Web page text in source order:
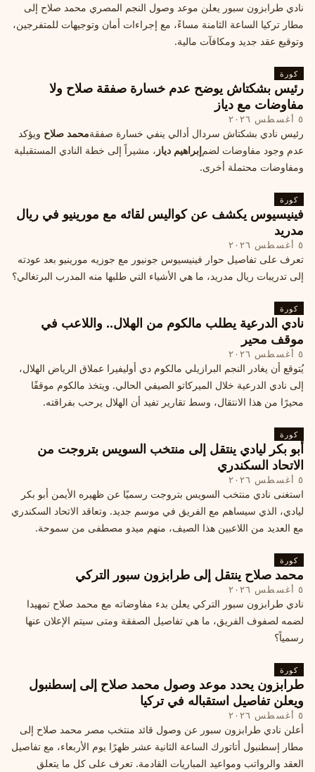
نادي طرابزون سبور يعلن موعد وصول النجم المصري محمد صلاح إلى
مطار تركيا الساعة الثامنة مساءً، مع إجراءات أمان وتوجيهات للمتفرجين،
وتوقيع عقد جديد ومكافآت مالية.
كورة
رئيس بشكتاش يوضح عدم خسارة صفقة صلاح ولا
مفاوضات مع دياز
٥ أغسطس ٢٠٢٦
رئيس نادي بشكتاش سردال أدالي ينفي خسارة صفقةمحمد صلاح ويؤكد
عدم وجود مفاوضات لضمإبراهيم دياز ، مشيراً إلى خطة النادي المستقبلية
ومفاوضات محتملة أخرى.
كورة
فينيسيوس يكشف عن كواليس لقائه مع مورينيو في ريال
مدريد
٥ أغسطس ٢٠٢٦
تعرف على تفاصيل حوار فينيسيوس جونيور مع جوزيه مورينيو بعد عودته
إلى تدريبات ريال مدريد، ما هي الأشياء التي طلبها منه المدرب البرتغالي؟
كورة
نادي الدرعية يطلب مالكوم من الهلال.. واللاعب في
موقف محير
٥ أغسطس ٢٠٢٦
يُتوقع أن يغادر النجم البرازيلي مالكوم دي أوليفيرا عملاق الرياض الهلال،
إلى نادي الدرعية خلال الميركاتو الصيفي الحالي. ويتخذ مالكوم موقفًا
محيرًا من هذا الانتقال، وسط تقارير تفيد أن الهلال يرحب بفراقته.
كورة
أبو بكر ليادي ينتقل إلى منتخب السويس بتروجت من
الاتحاد السكندري
٥ أغسطس ٢٠٢٦
استغنى نادي منتخب السويس بتروجت رسميًا عن ظهيره الأيمن أبو بكر
ليادي، الذي سيساهم مع الفريق في موسم جديد. وتعاقد الاتحاد السكندري
مع العديد من اللاعبين هذا الصيف، منهم ميدو مصطفى من سموحة.
كورة
محمد صلاح ينتقل إلى طرابزون سبور التركي
٥ أغسطس ٢٠٢٦
نادي طرابزون سبور التركي يعلن بدء مفاوضاته مع محمد صلاح تمهيدا
لضمه لصفوف الفريق، ما هي تفاصيل الصفقة ومتى سيتم الإعلان عنها
رسمياً؟
كورة
طرابزون يحدد موعد وصول محمد صلاح إلى إسطنبول
ويعلن تفاصيل استقباله في تركيا
٥ أغسطس ٢٠٢٦
أعلن نادي طرابزون سبور عن وصول قائد منتخب مصر محمد صلاح إلى
مطار إسطنبول أتاتورك الساعة الثانية عشر ظهرًا يوم الأربعاء، مع تفاصيل
العقد والرواتب ومواعيد المباريات القادمة. تعرف على كل ما يتعلق